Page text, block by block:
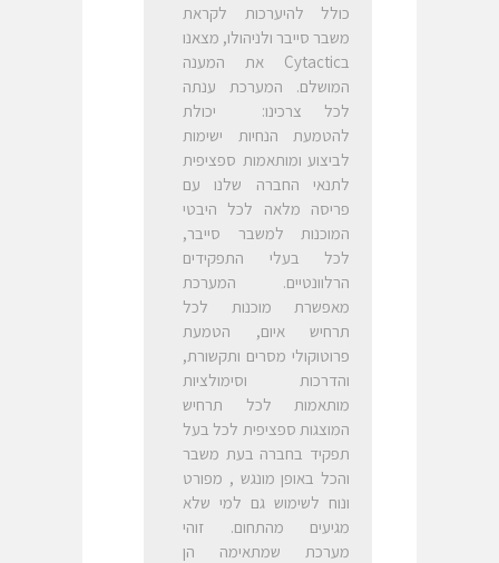
כולל להיערכות לקראת
משבר סייבר ולניהולו, מצאנו
בCytactic את המענה
המושלם. המערכת ענתה
לכל צרכינו: יכולת
להטמעת הנחיות ישימות
לביצוע ומותאמות ספציפית
לתנאי החברה שלנו עם
פריסה מלאה לכל היבטי
המוכנות למשבר סייבר,
לכל בעלי התפקידים
הרלוונטיים. המערכת
מאפשרת מוכנות לכל
תרחיש איום, הטמעת
פרוטוקולי מסרים ותקשורת,
והדרכות וסימולציות
מותאמות לכל תרחיש
המוצגות ספציפית לכל בעל
תפקיד בחברה בעת משבר
והכל באופן מונגש , מפורט
ונוח לשימוש גם למי שלא
מגיעים מהתחום. זוהי
מערכת שמתאימה הן